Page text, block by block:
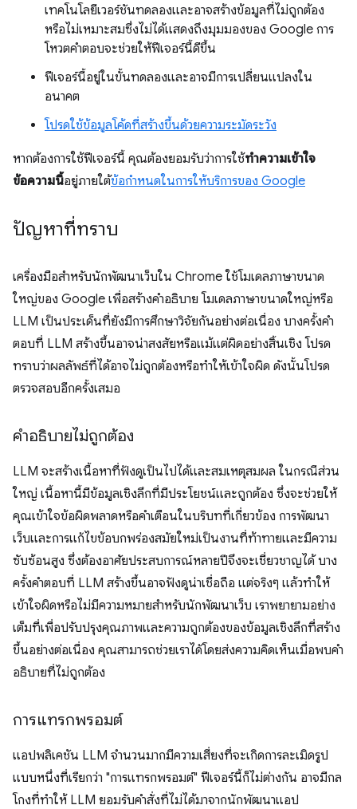
เทคโนโลยีเวอร์ชันทดลองและอาจสร้างข้อมูลที่ไม่ถูกต้อง
หรือไม่เหมาะสมซึ่งไม่ได้แสดงถึงมุมมองของ Google การ
โหวตคำตอบจะช่วยให้ฟีเจอร์นี้ดีขึ้น
ฟีเจอร์นี้อยู่ในขั้นทดลองและอาจมีการเปลี่ยนแปลงใน
อนาคต
โปรดใช้ข้อมูลโค้ดที่สร้างขึ้นด้วยความระมัดระวัง
หากต้องการใช้ฟีเจอร์นี้ คุณต้องยอมรับว่าการใช้ทำความเข้าใจ
ข้อความนี้อยู่ภายใต้ข้อกำหนดในการให้บริการของ Google
ปัญหาที่ทราบ
เครื่องมือสำหรับนักพัฒนาเว็บใน Chrome ใช้โมเดลภาษาขนาด
ใหญ่ของ Google เพื่อสร้างคำอธิบาย โมเดลภาษาขนาดใหญ่หรือ
LLM เป็นประเด็นที่ยังมีการศึกษาวิจัยกันอย่างต่อเนื่อง บางครั้งคำ
ตอบที่ LLM สร้างขึ้นอาจน่าสงสัยหรือแม้แต่ผิดอย่างสิ้นเชิง โปรด
ทราบว่าผลลัพธ์ที่ได้อาจไม่ถูกต้องหรือทำให้เข้าใจผิด ดังนั้นโปรด
ตรวจสอบอีกครั้งเสมอ
คำอธิบายไม่ถูกต้อง
LLM จะสร้างเนื้อหาที่ฟังดูเป็นไปได้และสมเหตุสมผล ในกรณีส่วน
ใหญ่ เนื้อหานี้มีข้อมูลเชิงลึกที่มีประโยชน์และถูกต้อง ซึ่งจะช่วยให้
คุณเข้าใจข้อผิดพลาดหรือคำเตือนในบริบทที่เกี่ยวข้อง การพัฒนา
เว็บและการแก้ไขข้อบกพร่องสมัยใหม่เป็นงานที่ท้าทายและมีความ
ซับซ้อนสูง ซึ่งต้องอาศัยประสบการณ์หลายปีจึงจะเชี่ยวชาญได้ บาง
ครั้งคำตอบที่ LLM สร้างขึ้นอาจฟังดูน่าเชื่อถือ แต่จริงๆ แล้วทำให้
เข้าใจผิดหรือไม่มีความหมายสำหรับนักพัฒนาเว็บ เราพยายามอย่าง
เต็มที่เพื่อปรับปรุงคุณภาพและความถูกต้องของข้อมูลเชิงลึกที่สร้าง
ขึ้นอย่างต่อเนื่อง คุณสามารถช่วยเราได้โดยส่งความคิดเห็นเมื่อพบคำ
อธิบายที่ไม่ถูกต้อง
การแทรกพรอมต์
แอปพลิเคชัน LLM จํานวนมากมีความเสี่ยงที่จะเกิดการละเมิดรูป
แบบหนึ่งที่เรียกว่า "การแทรกพรอมต์" ฟีเจอร์นี้ก็ไม่ต่างกัน อาจมีกล
โกงที่ทำให้ LLM ยอมรับคำสั่งที่ไม่ได้มาจากนักพัฒนาแอป